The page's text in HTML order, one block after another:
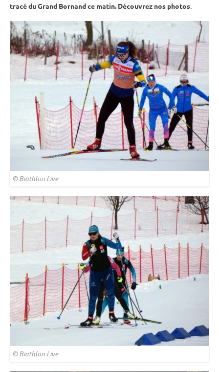
tracé du Grand Bornand ce matin. Découvrez nos photos.
© Biathlon Live
© Biathlon Live